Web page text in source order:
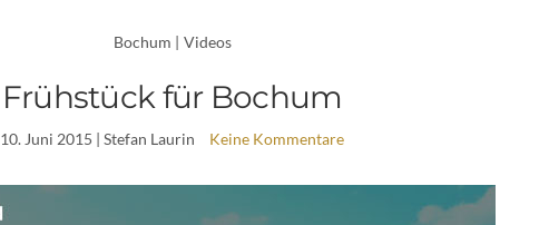
Bochum | Videos
Frühstück für Bochum
10. Juni 2015 | Stefan Laurin Keine Kommentare